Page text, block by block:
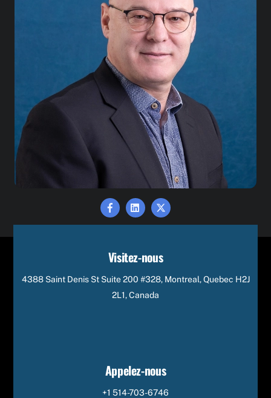
FacebookLinkedin
X
Visitez-nous
4388 Saint Denis St Suite 200 #328, Montreal, Quebec H2J
2L1, Canada
Appelez-nous
+1 514-703-6746